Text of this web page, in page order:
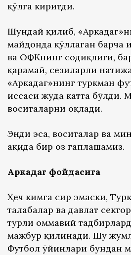
қўлга киритди.
Шундай қилиб,
майдонда қўллаган барча
ва ОФКнинг содиқлиги,
қарамай, сезиларли
«Аркадаг»нинг туркман
ҳиссаси жуда катта бўлди.
воситаларни оқлади.
Энди эса, воситалар ва
ҳақида бир оз гаплашамиз.
Аркадаг фойдасига
Ҳеч кимга сир эмаски,
талабалар ва давлат
турли оммавий
мажбур қилинади. Шу
Футбол ўйинлари бундан